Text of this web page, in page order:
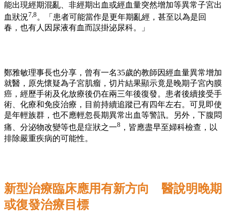
能出現經期混亂、非經期出血或經血量突然增加等異常子宮出
血狀況7,8 。「患者可能當作是更年期亂經，甚至以為是回
春，也有人因尿液有血而誤掛泌尿科。」
鄭雅敏理事長也分享，曾有一名35歲的教師因經血量異常增加
就醫，原先懷疑為子宮肌瘤，切片結果顯示竟是晚期子宮內膜
癌，經歷手術及化放療後仍在兩三年後復發。患者後續接受手
術、化療和免疫治療，目前持續追蹤已有四年左右。可見即使
是年輕族群，也不應輕忽長期異常出血等警訊。另外，下腹悶
痛、分泌物改變等也是症狀之一8 ，皆應盡早至婦科檢查，以
排除嚴重疾病的可能性。
新型治療臨床應用有新方向 醫說明晚期
或復發治療目標